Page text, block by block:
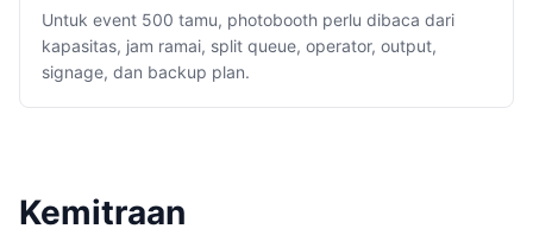
Untuk event 500 tamu, photobooth perlu dibaca dari
kapasitas, jam ramai, split queue, operator, output,
signage, dan backup plan.
Kemitraan